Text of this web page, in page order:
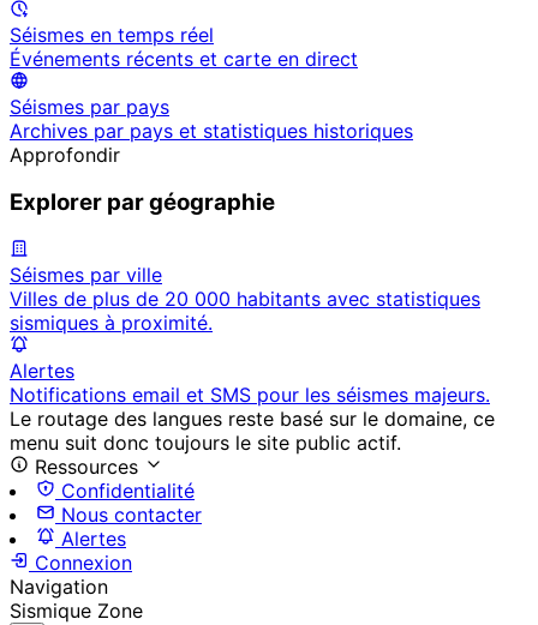
Séismes en temps réel
Événements récents et carte en direct
Séismes par pays
Archives par pays et statistiques historiques
Approfondir
Explorer par géographie
Séismes par ville
Villes de plus de 20 000 habitants avec statistiques
sismiques à proximité.
Alertes
Notifications email et SMS pour les séismes majeurs.
Le routage des langues reste basé sur le domaine, ce
menu suit donc toujours le site public actif.
Ressources
Confidentialité
Nous contacter
Alertes
Connexion
Navigation
Sismique Zone